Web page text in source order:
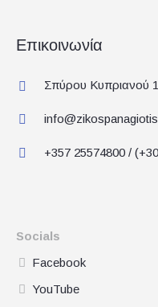
Επικοινωνία
Σπύρου Κυπριανού
+357 25574800 /
Socials
Facebook
YouTube